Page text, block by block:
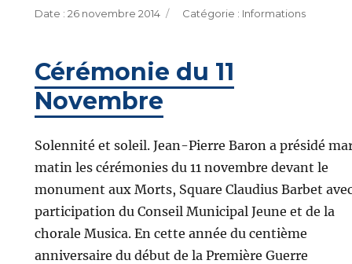
Publié
26 novembre 2014 Catégories
Informations
Cérémonie du 11
Novembre
Solennité et soleil. Jean-Pierre Baron a présidé
matin les cérémonies du 11 novembre devant le
monument aux Morts, Square Claudius Barbet
participation du Conseil Municipal Jeune et de la
chorale Musica. En cette année du centième
anniversaire du début de la Première Guerre